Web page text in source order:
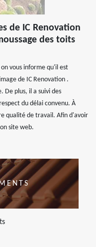
de IC Renovation
des toits
vous informe qu'il est
de IC Renovation .
De plus, il a suivi des
du délai convenu. À
qualité de travail. Afin d'avoir
site web.